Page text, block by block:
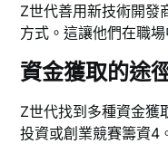
Z世代善用新技術開發
方式。這讓他們在職場
資金獲取的途
Z世代找到多種資金獲
投資或創業競賽籌資4